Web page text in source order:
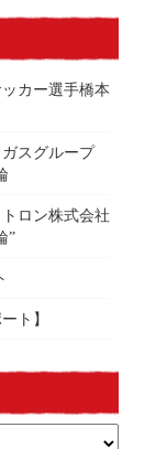
カー選手橋本
スグループ
ロン株式会社
”
ト】